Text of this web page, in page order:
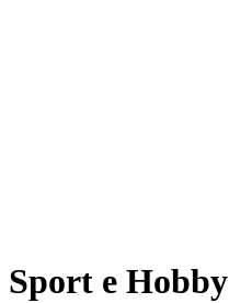
Sport e Hobby